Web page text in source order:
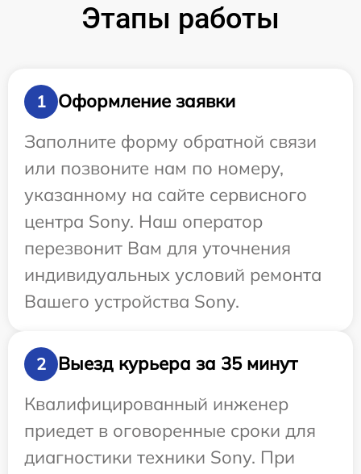
Этапы работы
1
Оформление заявки
Заполните форму обратной связи
или позвоните нам по номеру,
указанному на сайте сервисного
центра Sony. Наш оператор
перезвонит Вам для уточнения
индивидуальных условий ремонта
Вашего устройства Sony.
2
Выезд курьера за 35 минут
Квалифицированный инженер
приедет в оговоренные сроки для
диагностики техники Sony. При